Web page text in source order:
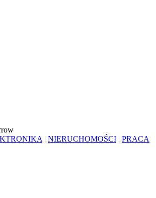
| NIERUCHOMOŚCI | PRACA